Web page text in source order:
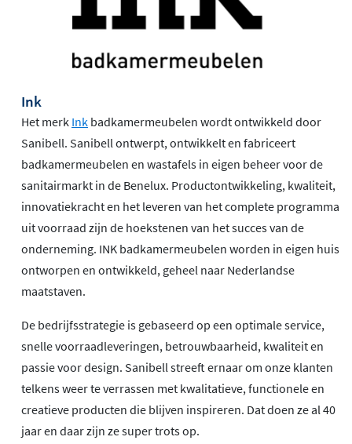
Ink
Het merk Ink badkamermeubelen wordt ontwikkeld door
Sanibell. Sanibell ontwerpt, ontwikkelt en fabriceert
badkamermeubelen en wastafels in eigen beheer voor de
sanitairmarkt in de Benelux. Productontwikkeling, kwaliteit,
innovatiekracht en het leveren van het complete programma
uit voorraad zijn de hoekstenen van het succes van de
onderneming. INK badkamermeubelen worden in eigen huis
ontworpen en ontwikkeld, geheel naar Nederlandse
maatstaven.
De bedrijfsstrategie is gebaseerd op een optimale service,
snelle voorraadleveringen, betrouwbaarheid, kwaliteit en
passie voor design. Sanibell streeft ernaar om onze klanten
telkens weer te verrassen met kwalitatieve, functionele en
creatieve producten die blijven inspireren. Dat doen ze al 40
jaar en daar zijn ze super trots op.